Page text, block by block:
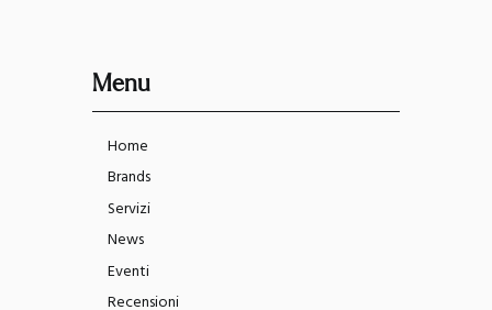
Menu
Home
Brands
Servizi
News
Eventi
Recensioni